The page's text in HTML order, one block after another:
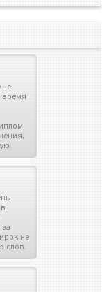
время
не
слов.